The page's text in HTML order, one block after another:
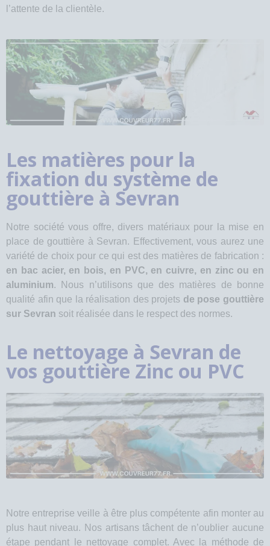
l’attente de la clientèle.
Les matières pour la
fixation du système de
gouttière à Sevran
Notre société vous offre, divers matériaux pour la mise en
place de gouttière à Sevran. Effectivement, vous aurez une
variété de choix pour ce qui est des matières de fabrication :
en bac acier, en bois, en PVC, en cuivre, en zinc ou en
aluminium. Nous n’utilisons que des matières de bonne
qualité afin que la réalisation des projets de pose gouttière
sur Sevran soit réalisée dans le respect des normes.
Le nettoyage à Sevran de
vos gouttière Zinc ou PVC
Notre entreprise veille à être plus compétente afin monter au
plus haut niveau. Nos artisans tâchent de n’oublier aucune
étape pendant le nettoyage complet. Avec la méthode de